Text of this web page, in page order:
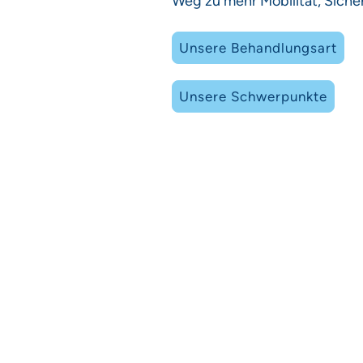
Unsere Behandlungsart
Unsere Schwerpunkte